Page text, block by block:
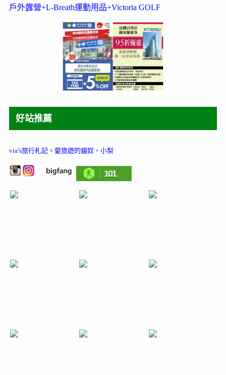
戶外露營+L-Breath運動用品+Victoria GOLF
好站推薦
via’s旅行札記。 愛旅遊的貓奴‧小梨
101